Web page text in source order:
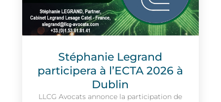
Stéphanie Legrand
participera à l’ECTA 2026 à
Dublin
LLCG Avocats annonce la participation de